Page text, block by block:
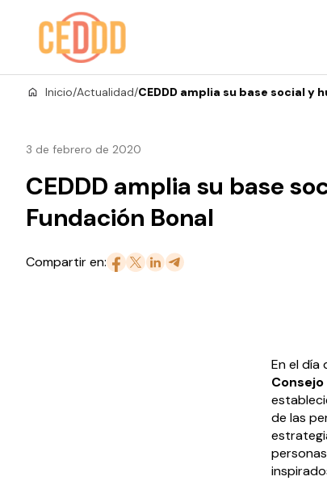
Saltar al contenido
Inicio/Actualidad/CEDDD amplia su base social y
3 de febrero de 2020
CEDDD amplia su base
Fundación Bonal
Compartir en:
En el día
de las